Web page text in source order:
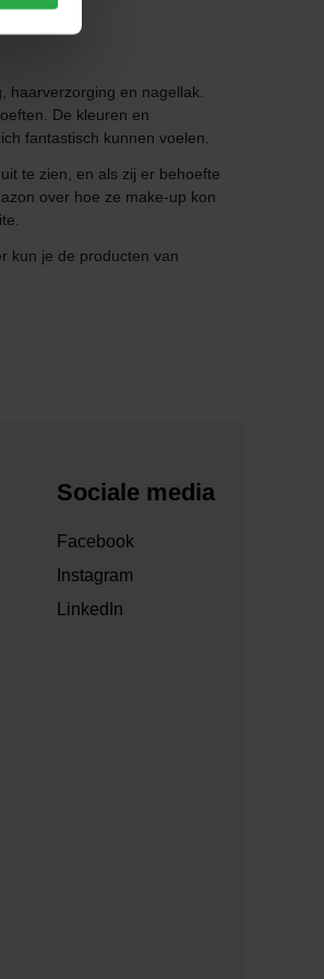
haarverzorging en nagellak.
De kleuren en
fantastisch kunnen voelen.
te zien, en als zij er behoefte
over hoe ze make-up kon
kun je de producten van
Sociale media
Facebook
Instagram
LinkedIn